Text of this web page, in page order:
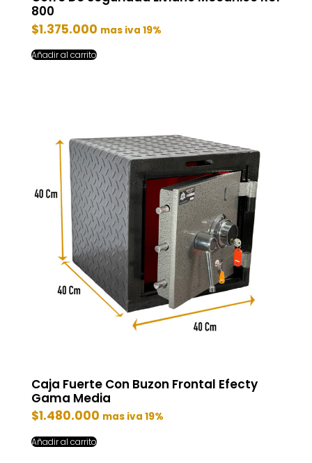
800
$1.375.000 mas iva 19%
Añadir al carrito
Caja Fuerte Con Buzon Frontal Efecty
Gama Media
$1.480.000 mas iva 19%
Añadir al carrito